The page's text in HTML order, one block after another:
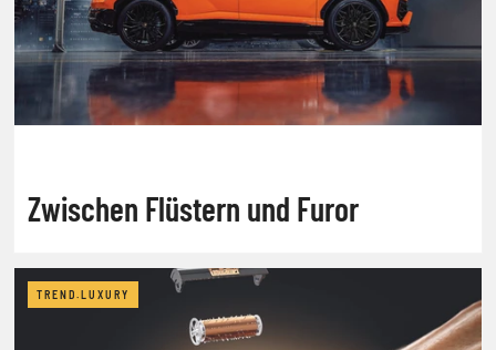
Zwischen Flüstern und Furor
TREND.LUXURY